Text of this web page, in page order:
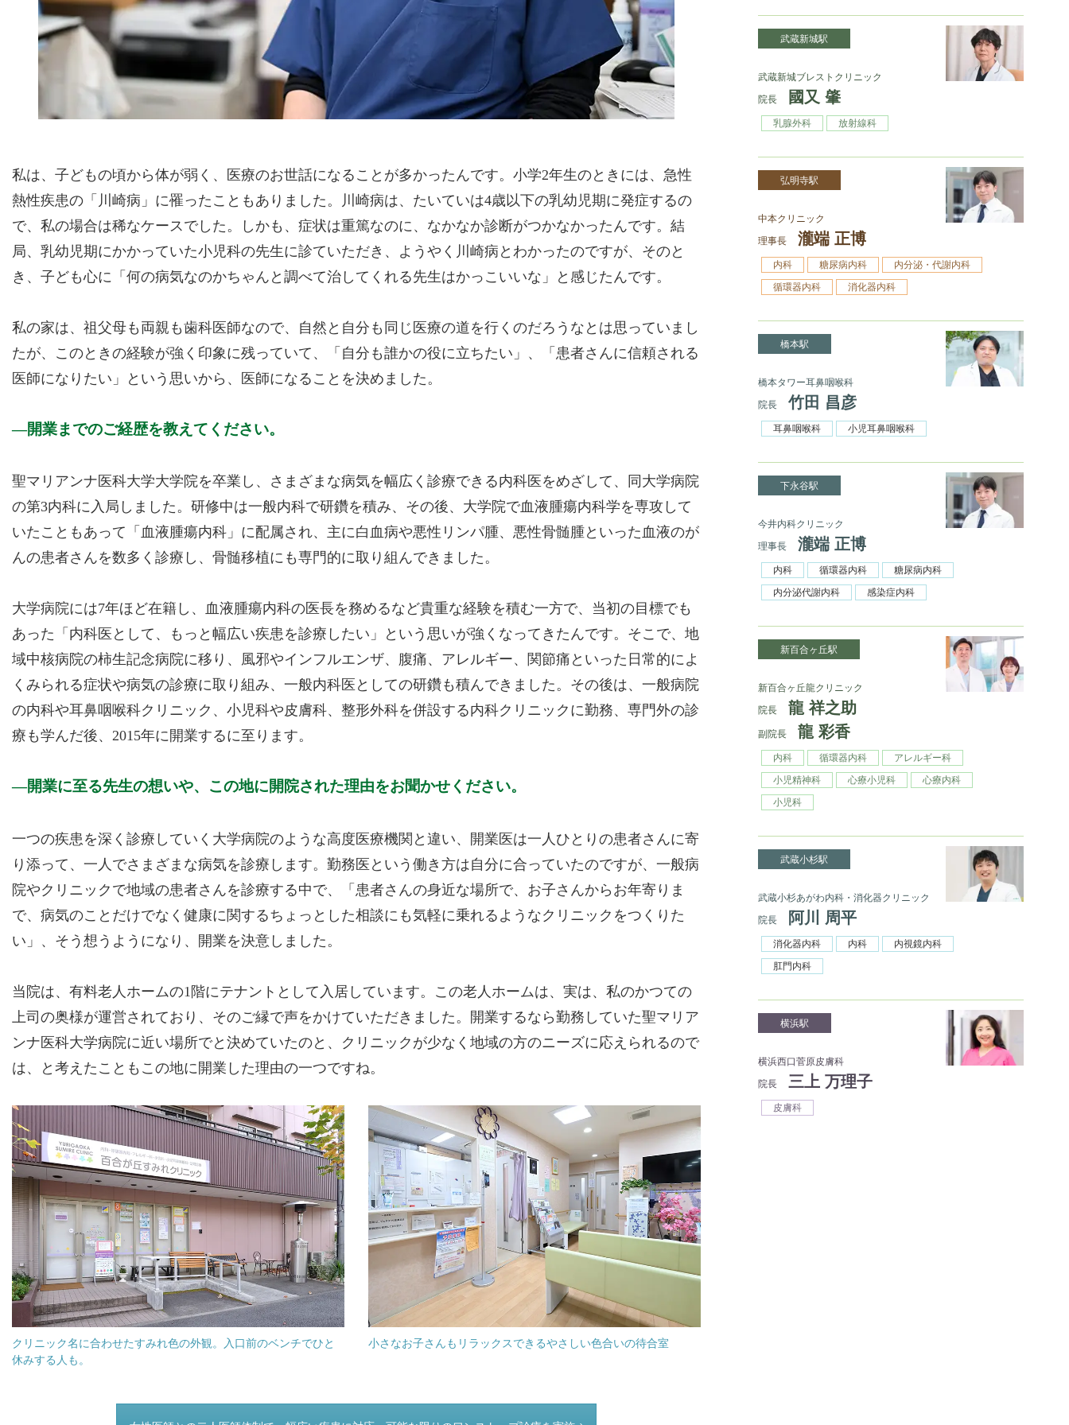
私は、子どもの頃から体が弱く、医療のお世話になることが多かったんです。小学2年生のときには、急性
熱性疾患の「川崎病」に罹ったこともありました。川崎病は、たいていは4歳以下の乳幼児期に発症するの
で、私の場合は稀なケースでした。しかも、症状は重篤なのに、なかなか診断がつかなかったんです。結
局、乳幼児期にかかっていた小児科の先生に診ていただき、ようやく川崎病とわかったのですが、そのと
き、子ども心に「何の病気なのかちゃんと調べて治してくれる先生はかっこいいな」と感じたんです。
私の家は、祖父母も両親も歯科医師なので、自然と自分も同じ医療の道を行くのだろうなとは思っていまし
たが、このときの経験が強く印象に残っていて、「自分も誰かの役に立ちたい」、「患者さんに信頼される
医師になりたい」という思いから、医師になることを決めました。
開業までのご経歴を教えてください。
聖マリアンナ医科大学大学院を卒業し、さまざまな病気を幅広く診療できる内科医をめざして、同大学病院
の第3内科に入局しました。研修中は一般内科で研鑽を積み、その後、大学院で血液腫瘍内科学を専攻して
いたこともあって「血液腫瘍内科」に配属され、主に白血病や悪性リンパ腫、悪性骨髄腫といった血液のが
んの患者さんを数多く診療し、骨髄移植にも専門的に取り組んできました。
大学病院には7年ほど在籍し、血液腫瘍内科の医長を務めるなど貴重な経験を積む一方で、当初の目標でも
あった「内科医として、もっと幅広い疾患を診療したい」という思いが強くなってきたんです。そこで、地
域中核病院の柿生記念病院に移り、風邪やインフルエンザ、腹痛、アレルギー、関節痛といった日常的によ
くみられる症状や病気の診療に取り組み、一般内科医としての研鑽も積んできました。その後は、一般病院
の内科や耳鼻咽喉科クリニック、小児科や皮膚科、整形外科を併設する内科クリニックに勤務、専門外の診
療も学んだ後、2015年に開業するに至ります。
開業に至る先生の想いや、この地に開院された理由をお聞かせください。
一つの疾患を深く診療していく大学病院のような高度医療機関と違い、開業医は一人ひとりの患者さんに寄
り添って、一人でさまざまな病気を診療します。勤務医という働き方は自分に合っていたのですが、一般病
院やクリニックで地域の患者さんを診療する中で、「患者さんの身近な場所で、お子さんからお年寄りま
で、病気のことだけでなく健康に関するちょっとした相談にも気軽に乗れるようなクリニックをつくりた
い」、そう想うようになり、開業を決意しました。
当院は、有料老人ホームの1階にテナントとして入居しています。この老人ホームは、実は、私のかつての
上司の奥様が運営されており、そのご縁で声をかけていただきました。開業するなら勤務していた聖マリア
ンナ医科大学病院に近い場所でと決めていたのと、クリニックが少なく地域の方のニーズに応えられるので
は、と考えたこともこの地に開業した理由の一つですね。
クリニック名に合わせたすみれ色の外観。入口前のベンチでひと
休みする人も。
小さなお子さんもリラックスできるやさしい色合いの待合室
武蔵新城駅
武蔵新城ブレストクリニック
院長
國又 肇
乳腺外科 放射線科
弘明寺駅
中本クリニック
理事長
瀧端 正博
内科 糖尿病内科
内分泌・代謝内科
循環器内科
消化器内科
橋本駅
橋本タワー耳鼻咽喉科
院長
竹田 昌彦
耳鼻咽喉科 小児耳鼻咽喉科
下永谷駅
今井内科クリニック
理事長
瀧端 正博
内科 循環器内科
糖尿病内科
内分泌代謝内科
感染症内科
新百合ヶ丘駅
新百合ヶ丘龍クリニック
院長
龍 祥之助
副院長 龍 彩香
内科 循環器内科
アレルギー科
小児精神科
心療小児科
心療内科
小児科
武蔵小杉駅
武蔵小杉あがわ内科・消化器クリニック
院長
阿川 周平
消化器内科 内科
内視鏡内科
肛門内科
横浜駅
横浜西口菅原皮膚科
院長
三上 万理子
皮膚科